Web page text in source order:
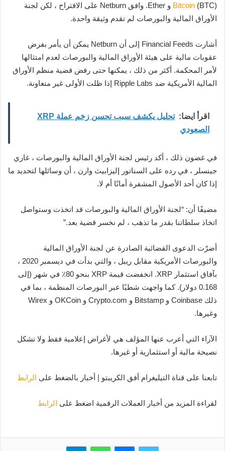
Bitcoin
(BTC) و Ether. وافق Netburn على الاقتراح ، لكن لجنة
الأوراق المالية والبورصات لم تقدم وثيقة واحدة.
أشارت Financial Feeds إلى أن Netburn يمكن أن يأمر بفرض
عقوبات مالية على هيئة الأوراق المالية والبورصات لعدم امتثالها
لأمر المحكمة. أكثر من ذلك ، يمكنها حتى رفض قضية منظم الأوراق
المالية الأمريكية ضد Ripple Labs إذا ظلت الأولى غير متعاونة.
اقرأ ايضا:
تحليل يكشف سبب تحسن زخم عملة XRP
الصعودي
في غضون ذلك ، أكد رئيس لجنة الأوراق المالية والبورصات ، غاري
جينسلر ، في رده على السناتور إليزابيث وارن ، أن وسائلها لتحديد ما
إذا كان أحد الأصول المشفرة أمانًا أم لا.
مضيفًا أن: “لجنة الأوراق المالية والبورصات قد اتخذت وستواصل
اتخاذ سلطاتنا بقدر ما تذهب ، لم نخسر قضية بعد.”
أضرّت الدعوى القضائية الصادرة عن لجنة الأوراق المالية
والبورصات الأمريكية مقابل ريبل ، والتي بدأت في ديسمبر 2020 ،
بآفاق استثمار XRP. انخفضت قيمة XRP بنحو 80٪ في شهر (إلى
0.168 دولار). كما واجهت شطبًا عبر البورصات المنظمة ، بما في
ذلك Coinbase و Bitstamp و Crypto.com و OKCoin و Wirex
وغيرها.
الآراء التي أعرب عنها المؤلف هي لأغراض إعلامية فقط ولا تشكل
نصيحة مالية أو استثمارية أو غيرها.
تابعنا على قناة التيليغرام أفق الكريبتو | أخبار بالضغط على الرابط
لقراءة المزيد من أخبار العملات الرقمية اضغط على الرابط
تويتر ماسنجرواتساب تيلقرام